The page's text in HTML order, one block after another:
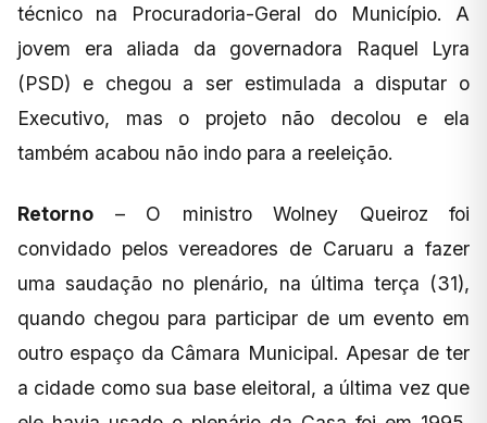
técnico na Procuradoria-Geral do Município. A
jovem era aliada da governadora Raquel Lyra
(PSD) e chegou a ser estimulada a disputar o
Executivo, mas o projeto não decolou e ela
também acabou não indo para a reeleição.
Retorno – O ministro Wolney Queiroz foi
convidado pelos vereadores de Caruaru a fazer
uma saudação no plenário, na última terça (31),
quando chegou para participar de um evento em
outro espaço da Câmara Municipal. Apesar de ter
a cidade como sua base eleitoral, a última vez que